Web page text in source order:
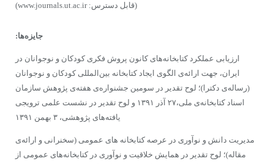
(قابل دسترس: www.journals.ut.ac.ir)
جایزه‌ها:
ارزیابی عملکرد کتابخانه‌های کانون پروش فکری کودکان و نوجوانان در
ایران، جهت ارائه‌ی الگوی ایجاد کتابخانه بین‌المللی کودکان و نوجوانان
(رساله‌ی دکترا)؛ لوح تقدیر در سومین جشنواره‌ی هفته‌ی پژوهش سازمان
اسناد کتابخانه‌ی ملی،۲۷ آذر ۱۳۹۱ و لوح تقدیر در نشست علمی ترویجی
یافته‌های پژوهشی، ۳ بهمن ۱۳۹۱
مدیریت دانش و نوآوری در عرصه کتابخانه های عمومی (سخنرانی و ارائه‌ی
مقاله)؛ لوح تقدیر در همایش خلاقیت و نوآوری در کتابخانه‌های عمومی از